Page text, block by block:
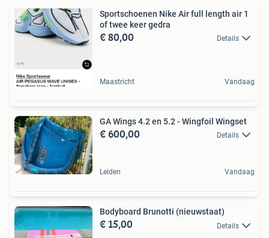
Sportschoenen Nike Air full length air 1
of twee keer gedra
€ 80,00 Details
Maastricht Vandaag
GA Wings 4.2 en 5.2 - Wingfoil Wingset
€ 600,00 Details
Leiden Vandaag
Bodyboard Brunotti (nieuwstaat)
€ 15,00 Details